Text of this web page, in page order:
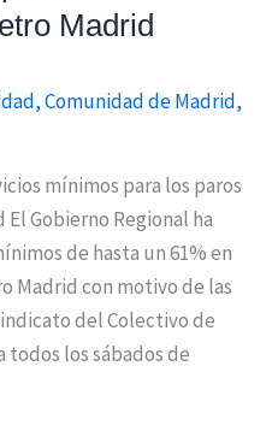
Madrid
,Comunidad de Madrid,
mínimos para los paros
Gobierno Regional ha
de hasta un 61% en
Madrid con motivo de las
del Colectivo de
todos los sábados de